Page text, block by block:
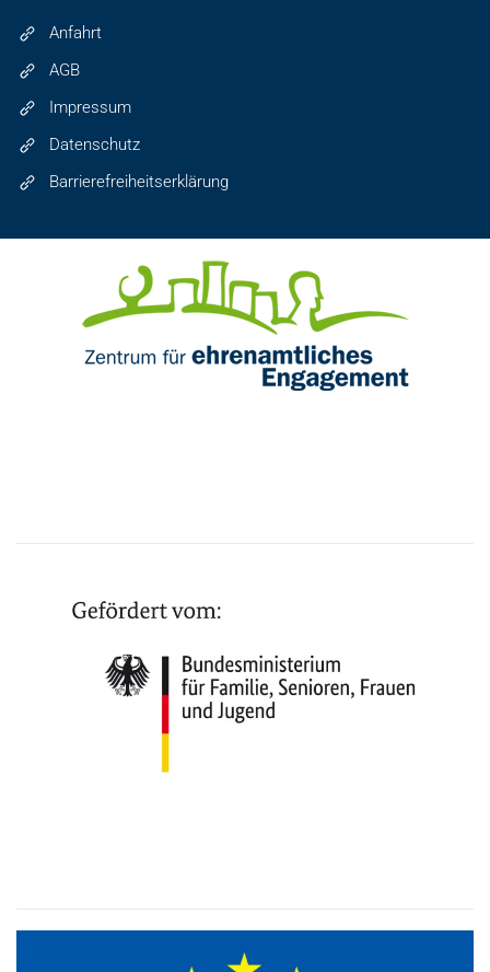
Anfahrt
AGB
Impressum
Datenschutz
Barrierefreiheitserklärung